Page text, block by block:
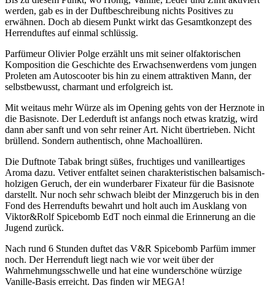
werden, gab es in der Duftbeschreibung nichts Positives zu
erwähnen. Doch ab diesem Punkt wirkt das Gesamtkonzept des
Herrenduftes auf einmal schlüssig.
Parfümeur Olivier Polge erzählt uns mit seiner olfaktorischen
Komposition die Geschichte des Erwachsenwerdens vom jungen
Proleten am Autoscooter bis hin zu einem attraktiven Mann, der
selbstbewusst, charmant und erfolgreich ist.
Mit weitaus mehr Würze als im Opening gehts von der Herznote in
die Basisnote. Der Lederduft ist anfangs noch etwas kratzig, wird
dann aber sanft und von sehr reiner Art. Nicht übertrieben. Nicht
brüllend. Sondern authentisch, ohne Machoallüren.
Die Duftnote Tabak bringt süßes, fruchtiges und vanilleartiges
Aroma dazu. Vetiver entfaltet seinen charakteristischen balsamisch-
holzigen Geruch, der ein wunderbarer Fixateur für die Basisnote
darstellt. Nur noch sehr schwach bleibt der Minzgeruch bis in den
Fond des Herrendufts bewahrt und holt auch im Ausklang von
Viktor&Rolf Spicebomb EdT noch einmal die Erinnerung an die
Jugend zurück.
Nach rund 6 Stunden duftet das V&R Spicebomb Parfüm immer
noch. Der Herrenduft liegt nach wie vor weit über der
Wahrnehmungsschwelle und hat eine wunderschöne würzige
Vanille-Basis erreicht. Das finden wir MEGA!